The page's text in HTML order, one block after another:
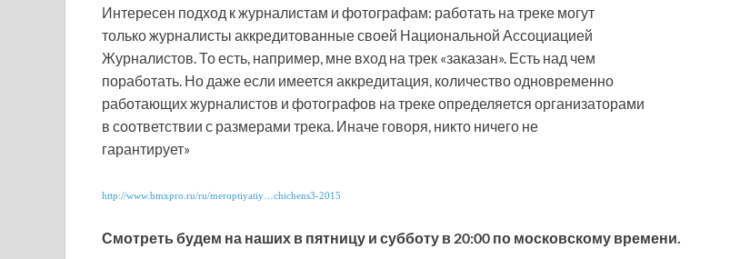
Интересен подход к журналистам и фотографам: работать на треке могут
только журналисты аккредитованные своей Национальной Ассоциацией
Журналистов. То есть, например, мне вход на трек «заказан». Есть над чем
поработать. Но даже если имеется аккредитация, количество одновременно
работающих журналистов и фотографов на треке определяется организаторами
в соответствии с размерами трека. Иначе говоря, никто ничего не
гарантирует»
http://www.bmxpro.ru/ru/meroptiyatiy…chichens3-2015
Смотреть будем на наших в пятницу и субботу в 20:00 по московскому времени.